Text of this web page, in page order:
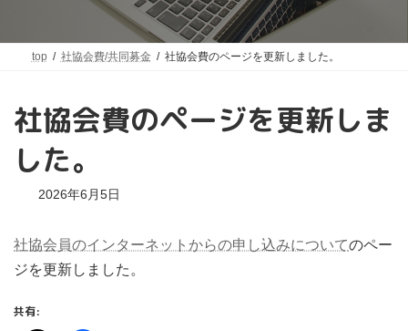
top 社協会費/共同募金 社協会費のページを更新しました。
社協会費のページを更新しま
した。
2026年6月5日
社協会員のインターネットからの申し込みについてのペー
ジを更新しました。
共有: